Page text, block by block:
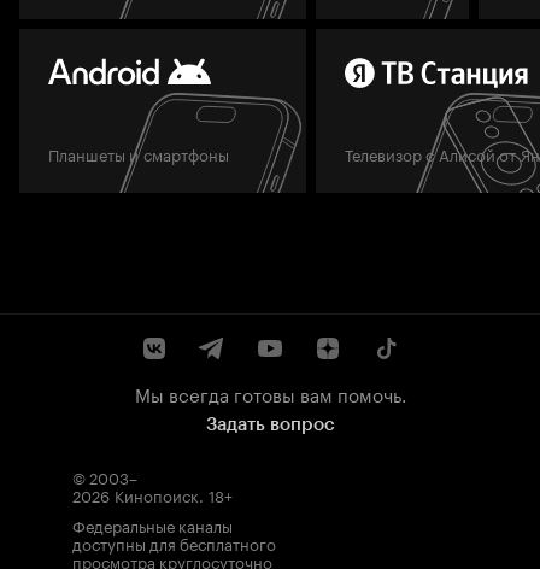
Планшеты и смартфоны Телевизор с Алисой от
Мы всегда готовы вам помочь.
Задать вопрос
© 2003–
2026 Кинопоиск. 18+
Федеральные каналы
доступны для бесплатного
просмотра круглосуточно